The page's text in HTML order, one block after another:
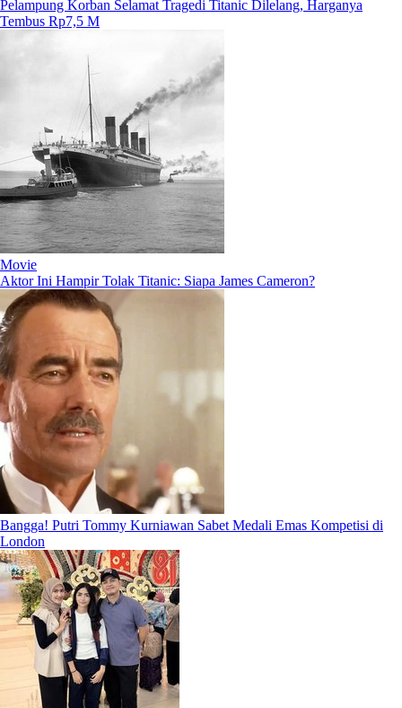
Pelampung Korban Selamat Tragedi Titanic Dilelang, Harganya
Tembus Rp7,5 M
Movie
Aktor Ini Hampir Tolak Titanic: Siapa James Cameron?
Bangga! Putri Tommy Kurniawan Sabet Medali Emas Kompetisi di
London